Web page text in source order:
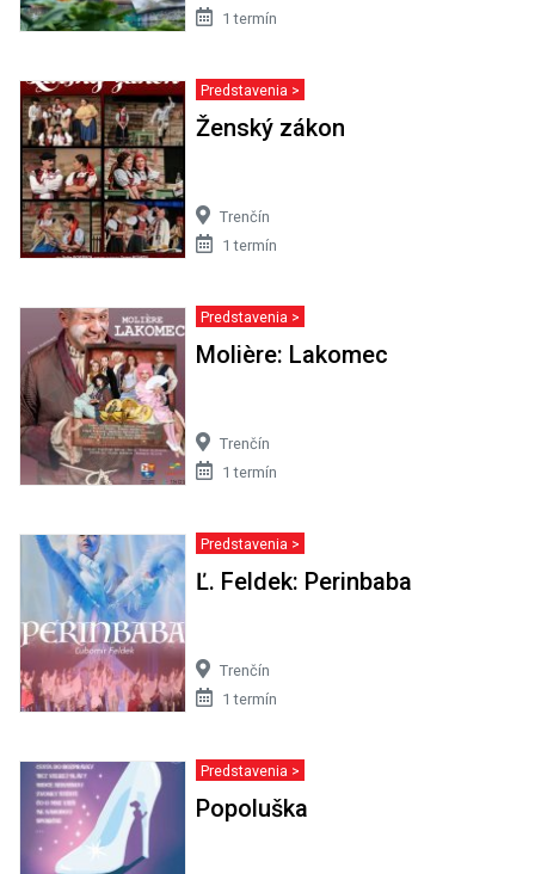
1 termín
Predstavenia >
Ženský zákon
Trenčín
1 termín
Predstavenia >
Molière: Lakomec
Trenčín
1 termín
Predstavenia >
Ľ. Feldek: Perinbaba
Trenčín
1 termín
Predstavenia >
Popoluška